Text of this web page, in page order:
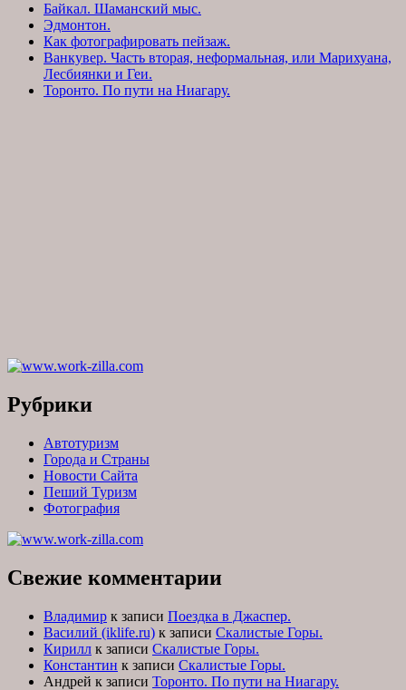
Байкал. Шаманский мыс.
Эдмонтон.
Как фотографировать пейзаж.
Ванкувер. Часть вторая, неформальная, или Марихуана,
Лесбиянки и Геи.
Торонто. По пути на Ниагару.
Рубрики
Автотуризм
Города и Страны
Новости Сайта
Пеший Туризм
Фотография
Свежие комментарии
Владимир к записи Поездка в Джаспер.
Василий (iklife.ru) к записи Скалистые Горы.
Кирилл к записи Скалистые Горы.
Константин к записи Скалистые Горы.
Андрей к записи Торонто. По пути на Ниагару.